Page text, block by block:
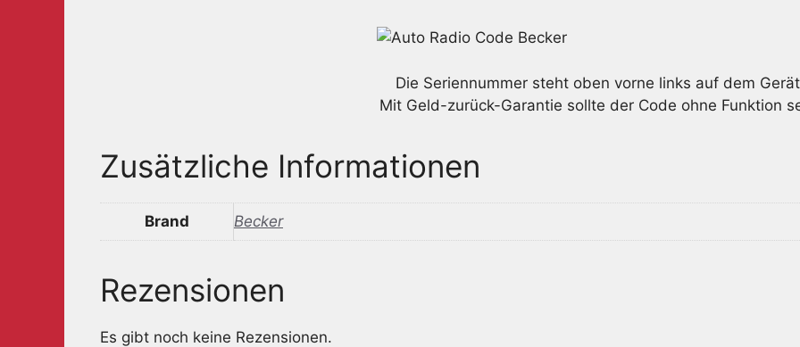
Die Seriennummer steht oben vorne links auf dem
Mit Geld-zurück-Garantie sollte der Code ohne Funktion
Zusätzliche Informationen
Brand Becker
Rezensionen
Es gibt noch keine Rezensionen.